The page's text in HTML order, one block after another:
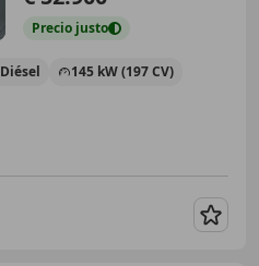
Precio justo
Diésel
145 kW (197 CV)